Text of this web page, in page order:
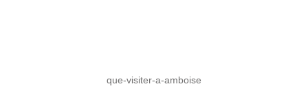
que-visiter-a-amboise